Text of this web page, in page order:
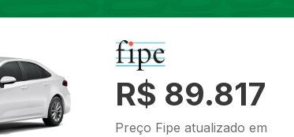
R$ 89.817
Preço Fipe atualizado em